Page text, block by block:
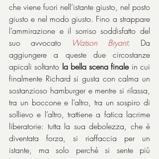
che viene fuori nell’istante giusto, nel posto
giusto e nel modo giusto. Fino a strappare
l’ammirazione e il sorriso soddisfatto del
suo avvocato
Watson Bryant. Da
aggiungere a queste due circostanze
apicali soltanto la bella scena finale in cui
finalmente Richard si gusta con calma un
sostanzioso hamburger e mentre si rilassa,
tra un boccone e l’altro, tra un sospiro di
sollievo e l’altro, trattiene a fatica lacrime
liberatorie: tutta la sua debolezza, che è
diventata forza, si riaffaccia per un
istante, ma solo perché si sente più